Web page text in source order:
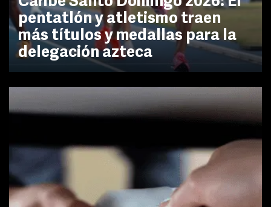
pentatlón y atletismo traen
más títulos y medallas para la
delegación azteca